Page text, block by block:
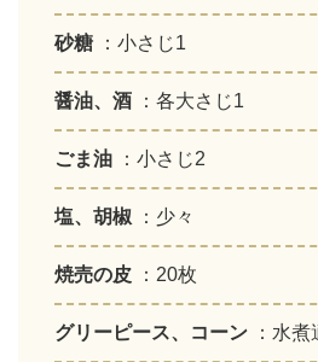
砂糖 ：小さじ1
醤油、酒 ：各大さじ1
ごま油 ：小さじ2
塩、胡椒 ：少々
焼売の皮 ：20枚
グリーピース、コーン ：水煮